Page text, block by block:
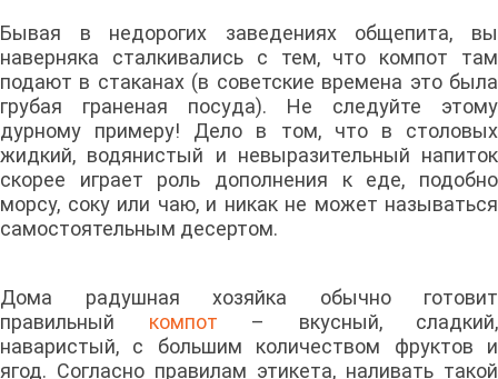
Бывая в недорогих заведениях общепита, вы
наверняка сталкивались с тем, что компот там
подают в стаканах (в советские времена это была
грубая граненая посуда). Не следуйте этому
дурному примеру! Дело в том, что в столовых
жидкий, водянистый и невыразительный напиток
скорее играет роль дополнения к еде, подобно
морсу, соку или чаю, и никак не может называться
самостоятельным десертом.
Дома радушная хозяйка обычно готовит
правильный компот – вкусный, сладкий,
наваристый, с большим количеством фруктов и
ягод. Согласно правилам этикета, наливать такой